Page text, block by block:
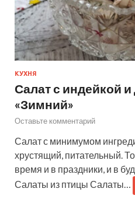
КУХНЯ
Салат с индейкой
«Зимний»
Оставьте комментарий
Салат с минимумом
хрустящий, питательный.
время и в праздники, и в
Салаты из птицы Салаты…